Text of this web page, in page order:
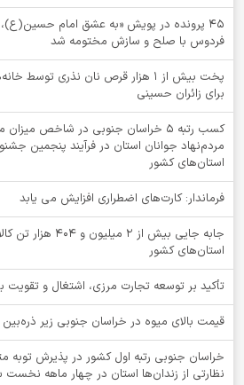
۴۵ پرونده در پویش «به عشق امام
فردوس با صلح و سازش مختومه شد
پخت بیش از 1 هزار قرص نان نذری
برای زائران حسینی
کسب رتبه ۵ خراسان جنوبی در شاخص
مردم‌نهاد جوانان استان در فرآیند پنجمین
استان‌های کشور
فرماندار: کارت‌های اضطراری افزایش می یابد
جابه جایی بیش از 2
استان‌های کشور
تأکید بر توسعه تجارت مرزی، اشتغال و
قیمت بالای میوه در خراسان جنوبی زیر ذره‌بین
نظارتی از زندان‌ها استان در چهار ماهه نخست سال